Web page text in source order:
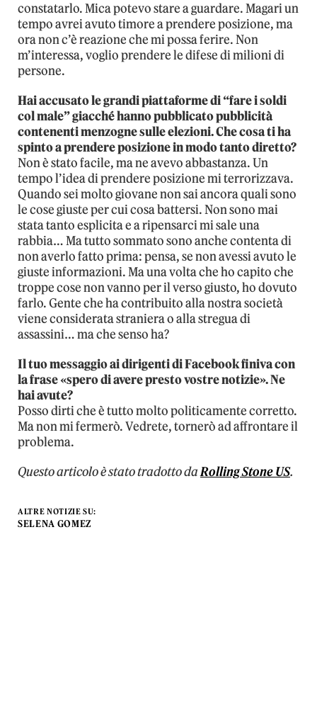
constatarlo. Mica potevo stare a guardare. Magari un
tempo avrei avuto timore a prendere posizione, ma
ora non c’è reazione che mi possa ferire. Non
m’interessa, voglio prendere le difese di milioni di
persone.
Hai accusato le grandi piattaforme di “fare i soldi
col male” giacché hanno pubblicato pubblicità
contenenti menzogne sulle elezioni. Che cosa ti ha
spinto a prendere posizione in modo tanto diretto?
Non è stato facile, ma ne avevo abbastanza. Un
tempo l’idea di prendere posizione mi terrorizzava.
Quando sei molto giovane non sai ancora quali sono
le cose giuste per cui cosa battersi. Non sono mai
stata tanto esplicita e a ripensarci mi sale una
rabbia… Ma tutto sommato sono anche contenta di
non averlo fatto prima: pensa, se non avessi avuto le
giuste informazioni. Ma una volta che ho capito che
troppe cose non vanno per il verso giusto, ho dovuto
farlo. Gente che ha contribuito alla nostra società
viene considerata straniera o alla stregua di
assassini… ma che senso ha?
Il tuo messaggio ai dirigenti di Facebook finiva con
la frase «spero di avere presto vostre notizie». Ne
hai avute?
Posso dirti che è tutto molto politicamente corretto.
Ma non mi fermerò. Vedrete, tornerò ad affrontare il
problema.
Questo articolo è stato tradotto daRolling Stone US.
ALTRE NOTIZIE SU:
SELENA GOMEZ